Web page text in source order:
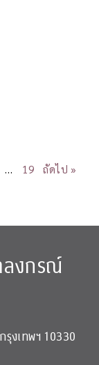
… 19 ถัดไป »
งกรณ์
งเทพฯ 10330